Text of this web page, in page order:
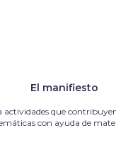
El manifiesto
actividades que
con ayuda de